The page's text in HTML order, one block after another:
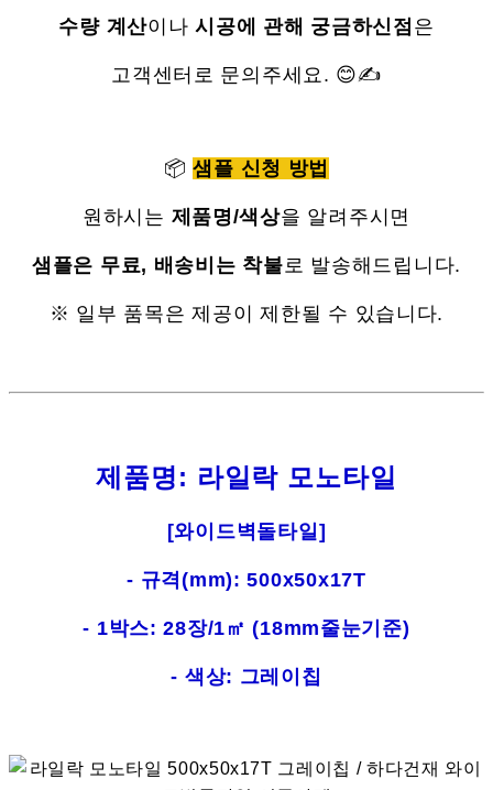
수량 계산이나시공에 관해 궁금하신점 은
고객센터로 문의주세요. 😊✍
📦샘플 신청 방법
원하시는 제품명/색상을 알려주시면
샘플은 무료, 배송비는 착불로 발송해드립니다.
※ 일부 품목은 제공이 제한될 수 있습니다.
제품명: 라일락 모노타일
[와이드벽돌타일]
- 규격(mm): 500x50x17T
- 1박스: 28장/1㎡ (18mm줄눈기준)
- 색상: 그레이칩